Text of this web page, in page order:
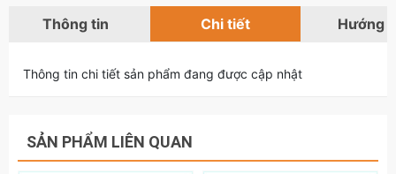
Thông tin Chi tiết Hướng
Thông tin chi tiết sản phẩm đang được cập nhật
SẢN PHẨM LIÊN QUAN